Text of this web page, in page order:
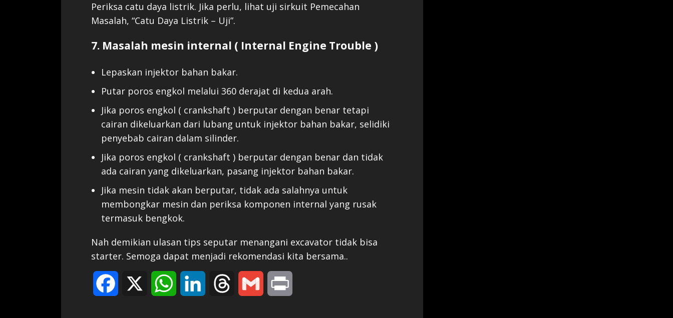
Periksa catu daya listrik. Jika perlu, lihat uji sirkuit Pemecahan
Masalah, “Catu Daya Listrik – Uji”.
7. Masalah mesin internal ( Internal Engine Trouble )
Lepaskan injektor bahan bakar.
Putar poros engkol melalui 360 derajat di kedua arah.
Jika poros engkol ( crankshaft ) berputar dengan benar tetapi
cairan dikeluarkan dari lubang untuk injektor bahan bakar, selidiki
penyebab cairan dalam silinder.
Jika poros engkol ( crankshaft ) berputar dengan benar dan tidak
ada cairan yang dikeluarkan, pasang injektor bahan bakar.
Jika mesin tidak akan berputar, tidak ada salahnya untuk
membongkar mesin dan periksa komponen internal yang rusak
termasuk bengkok.
Nah demikian ulasan tips seputar menangani excavator tidak bisa
starter. Semoga dapat menjadi rekomendasi kita bersama..
Facebook WhatsAppLinkedIn Threads Gmail